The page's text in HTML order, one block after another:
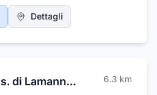
Dettagli
Cofap S.a.s. di Lamanna Francesco & C. 6.3 km